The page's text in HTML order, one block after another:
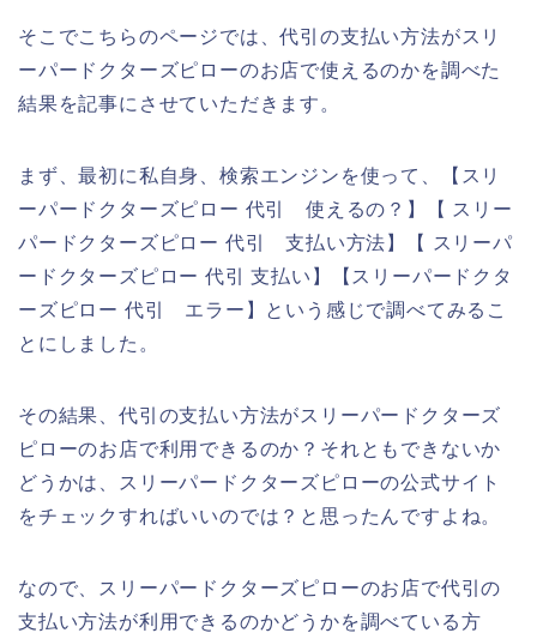
そこでこちらのページでは、代引の支払い方法がスリ
ーパードクターズピローのお店で使えるのかを調べた
結果を記事にさせていただきます。
まず、最初に私自身、検索エンジンを使って、【スリ
ーパードクターズピロー 代引 使えるの？】【 スリー
パードクターズピロー 代引 支払い方法】【 スリーパ
ードクターズピロー 代引 支払い】【スリーパードクタ
ーズピロー 代引 エラー】という感じで調べてみるこ
とにしました。
その結果、代引の支払い方法がスリーパードクターズ
ピローのお店で利用できるのか？それともできないか
どうかは、スリーパードクターズピローの公式サイト
をチェックすればいいのでは？と思ったんですよね。
なので、スリーパードクターズピローのお店で代引の
支払い方法が利用できるのかどうかを調べている方